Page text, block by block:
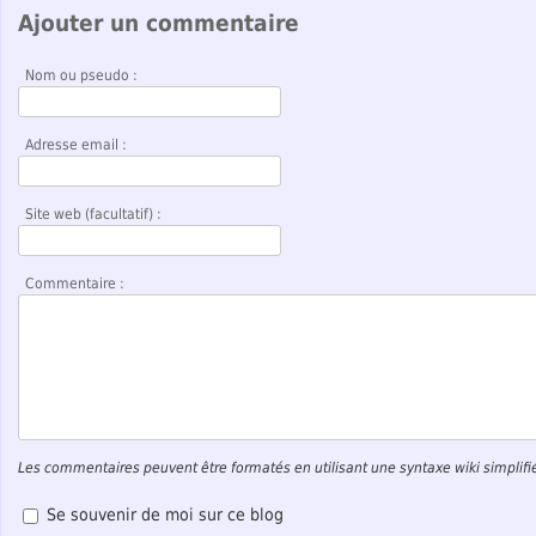
Ajouter un commentaire
Nom ou pseudo :
Adresse email :
Site web (facultatif) :
Commentaire :
Les commentaires peuvent être formatés en utilisant une syntaxe wiki
Se souvenir de moi sur ce blog